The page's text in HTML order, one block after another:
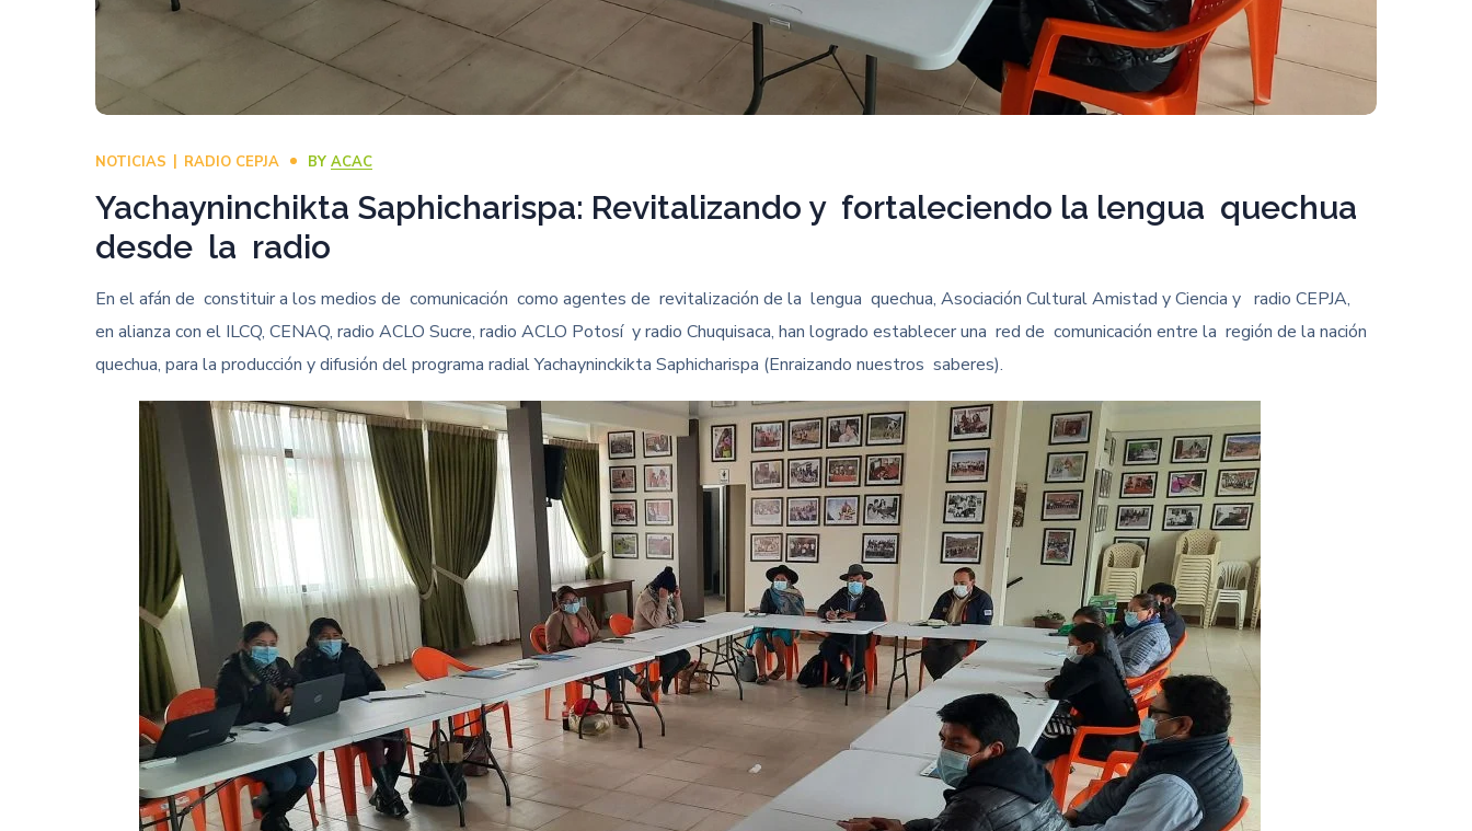
NOTICIAS RADIO CEPJA BY ACAC
Yachayninchikta Saphicharispa: Revitalizando y fortaleciendo la lengua quechua
desde la radio
En el afán de constituir a los medios de comunicación como agentes de revitalización de la lengua quechua, Asociación Cultural Amistad y Ciencia y radio CEPJA,
en alianza con el ILCQ, CENAQ, radio ACLO Sucre, radio ACLO Potosí y radio Chuquisaca, han logrado establecer una red de comunicación entre la región de la nación
quechua, para la producción y difusión del programa radial Yachayninckikta Saphicharispa (Enraizando nuestros saberes).